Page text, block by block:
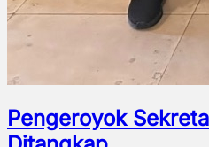
Pengeroyok